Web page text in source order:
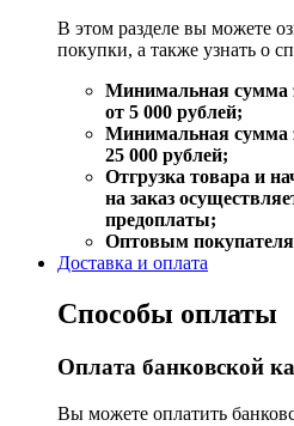
В этом разделе вы можете
покупки, а также узнать о
Минимальная сумма
от 5 000 рублей;
Минимальная сумма
25 000 рублей;
Отгрузка товара и
на заказ
предоплаты;
Оптовым
Доставка и оплата
Способы оплаты
Оплата банковской
Вы можете оплатить